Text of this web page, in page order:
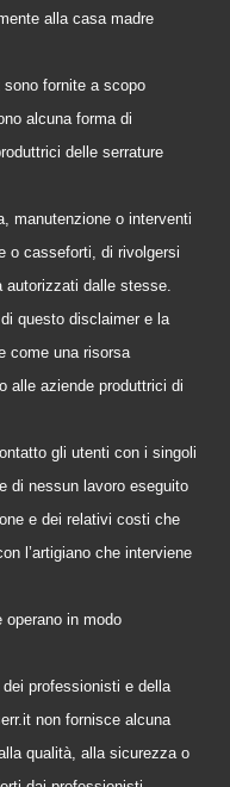
alla casa madre
sono fornite a scopo
alcuna forma di
delle serrature
manutenzione o interventi
o casseforti, di rivolgersi
autorizzati dalle stesse.
questo disclaimer e la
come una risorsa
alle aziende produttrici di
gli utenti con i singoli
di nessun lavoro eseguito
e dei relativi costi che
l’artigiano che interviene
in modo
professionisti e della
non fornisce alcuna
qualità, alla sicurezza o